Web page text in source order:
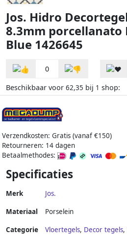
Jos. Hidro
8.3mm porcellanato
Blue 1426645
0
Beschikbaar voor 62,35 bij 1 shop:
Verzendkosten: Gratis (vanaf €150)
Retourneren: 14 dagen
Betaalmethodes:
Specificaties
Merk Jos.
Materiaal Porselein
Categorie Vloertegels, Decor tegels,